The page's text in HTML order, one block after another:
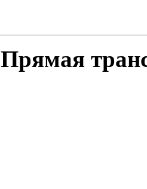
Прямая